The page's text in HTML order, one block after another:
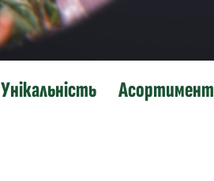
Унікальність Асортимент